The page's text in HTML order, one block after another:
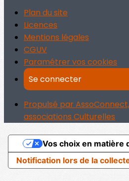
Plan du site
Licences
Mentions légales
CGUV
Paramétrer vos cookies
Se connecter
Propulsé par
associations Culturelles
Notification lors de la
Vos choix en matière